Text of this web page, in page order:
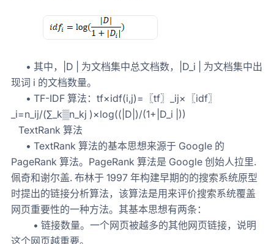
• 其中，|D | 为文档集中总文档数，|D_i | 为文档集中出
现词 i 的文档数量。
• TF-IDF 算法：tf×idf(i,j)=〖tf〗_ij×〖idf〗
_i=n_ij/(∑_k▒n_kj )×log⁡((|D|)/(1+|D_i |))
TextRank 算法
• TextRank 算法的基本思想来源于 Google 的
PageRank 算法。PageRank 算法是 Google 创始人拉里.
佩奇和谢尔盖. 布林于 1997 年构建早期的的搜索系统原型
时提出的链接分析算法，该算法是用来评价搜索系统覆盖
网页重要性的一种方法。其基本思想有两条：
• 链接数量。一个网页被越多的其他网页链接，说明
这个网页越重要。